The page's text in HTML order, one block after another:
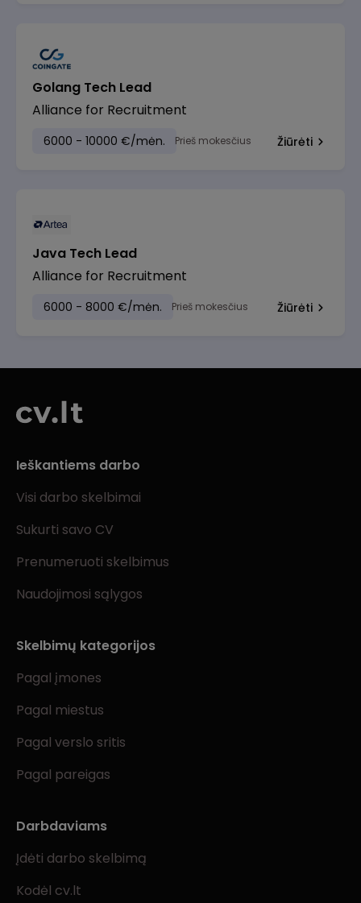
Golang Tech Lead
Alliance for Recruitment
6000 - 10000 €/mėn. Prieš mokesčius Žiūrėti
Java Tech Lead
Alliance for Recruitment
6000 - 8000 €/mėn. Prieš mokesčius Žiūrėti
Ieškantiems darbo
Visi darbo skelbimai
Sukurti savo CV
Prenumeruoti skelbimus
Naudojimosi sąlygos
Skelbimų kategorijos
Pagal įmones
Pagal miestus
Pagal verslo sritis
Pagal pareigas
Darbdaviams
Įdėti darbo skelbimą
Kodėl cv.lt